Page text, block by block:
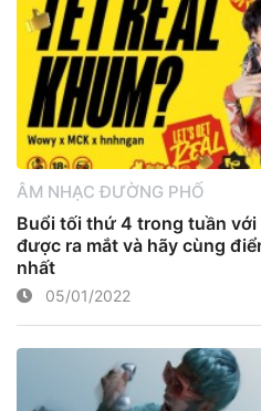
ÂM NHẠC ĐƯỜNG PHỐ
Buổi tối thứ 4 trong tuần với
được ra mắt và hãy cùng
nhất
05/01/2022